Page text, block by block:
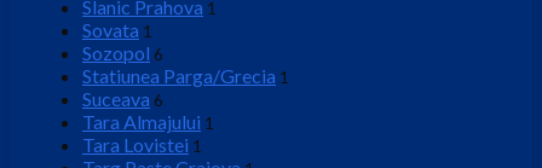
Slanic Prahova 1
Sovata 1
Sozopol 6
Statiunea Parga/Grecia 1
Suceava 6
Tara Almajului 1
Tara Lovistei 1